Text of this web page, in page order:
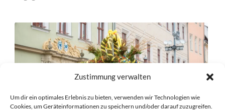
Zustimmung verwalten
Um dir ein optimales Erlebnis zu bieten, verwenden wir Technologien wie
Cookies, um Geräteinformationen zu speichern und/oder darauf zuzugreifen.